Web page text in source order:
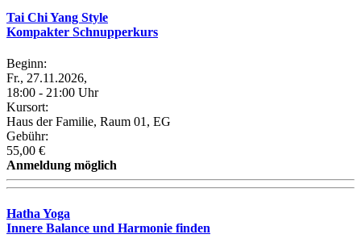
Tai Chi Yang Style
Kompakter Schnupperkurs
Beginn:
Fr., 27.11.2026,
18:00 - 21:00 Uhr
Kursort:
Haus der Familie, Raum 01, EG
Gebühr:
55,00 €
Anmeldung möglich
Hatha Yoga
Innere Balance und Harmonie finden